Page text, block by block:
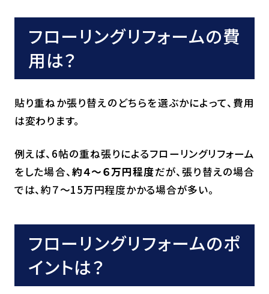
フローリングリフォームの費
用は？
貼り重ねか張り替えのどちらを選ぶかによって、費用
は変わります。
例えば、6帖の重ね張りによるフローリングリフォーム
をした場合、約４～６万円程度だが、張り替えの場合
では、約７～15万円程度かかる場合が多い。
フローリングリフォームのポ
イントは？